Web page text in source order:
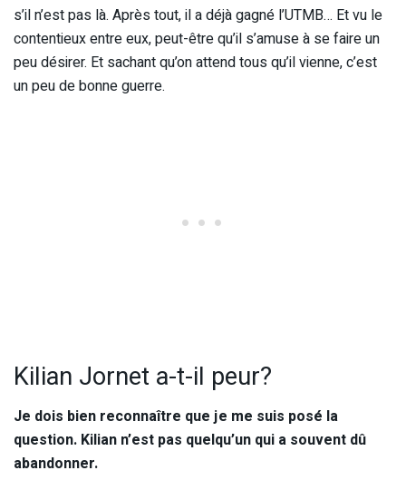
s’il n’est pas là. Après tout, il a déjà gagné l’UTMB… Et vu le
contentieux entre eux, peut-être qu’il s’amuse à se faire un
peu désirer. Et sachant qu’on attend tous qu’il vienne, c’est
un peu de bonne guerre.
Kilian Jornet a-t-il peur?
Je dois bien reconnaître que je me suis posé la
question. Kilian n’est pas quelqu’un qui a souvent dû
abandonner.